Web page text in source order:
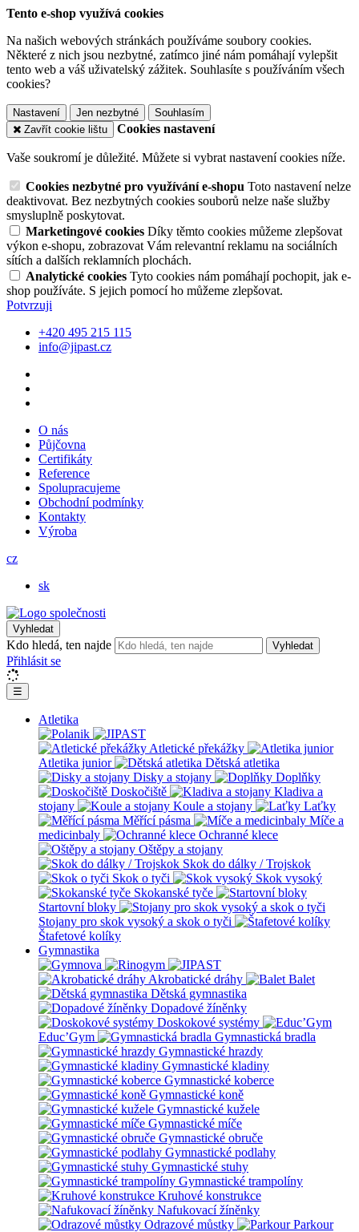
Tento e-shop využívá cookies
Na našich webových stránkách používáme soubory cookies.
Některé z nich jsou nezbytné, zatímco jiné nám pomáhají vylepšit
tento web a váš uživatelský zážitek. Souhlasíte s používáním všech
cookies?
Nastavení Jen nezbytné
Souhlasím
Zavřít cookie lištu
Cookies nastavení
Vaše soukromí je důležité. Můžete si vybrat nastavení cookies níže.
Cookies nezbytné pro využívání e-shopu Toto nastavení nelze
deaktivovat. Bez nezbytných cookies souborů nelze naše služby
smysluplně poskytovat.
Marketingové cookies Díky těmto cookies můžeme zlepšovat
výkon e-shopu, zobrazovat Vám relevantní reklamu na sociálních
sítích a dalších reklamních plochách.
Analytické cookies Tyto cookies nám pomáhají pochopit, jak e-
shop používáte. S jejich pomocí ho můžeme zlepšovat.
Potvrzuji
+420 495 215 115
info@jipast.cz
O nás
Půjčovna
Certifikáty
Reference
Spolupracujeme
Obchodní podmínky
Kontakty
Výroba
cz
sk
Vyhledat
Kdo hledá, ten najde Vyhledat
Přihlásit se
☰
Atletika
Atletické překážky
Atletika junior
Dětská atletika
Disky a stojany
Doplňky
Doskočiště
Kladiva a
stojany
Koule a stojany
Laťky
Měřící pásma
Míče a
medicinbaly
Ochranné klece
Oštěpy a stojany
Skok do dálky / Trojskok
Skok o tyči
Skok vysoký
Skokanské tyče
Startovní bloky
Stojany pro skok vysoký a skok o tyči
Štafetové kolíky
Gymnastika
Akrobatické dráhy
Balet
Dětská gymnastika
Dopadové žíněnky
Doskokové systémy
Educ’Gym
Gymnastická bradla
Gymnastické hrazdy
Gymnastické kladiny
Gymnastické koberce
Gymnastické koně
Gymnastické kužele
Gymnastické míče
Gymnastické obruče
Gymnastické podlahy
Gymnastické stuhy
Gymnastické trampolíny
Kruhové konstrukce
Nafukovací žíněnky
Odrazové můstky
Parkour